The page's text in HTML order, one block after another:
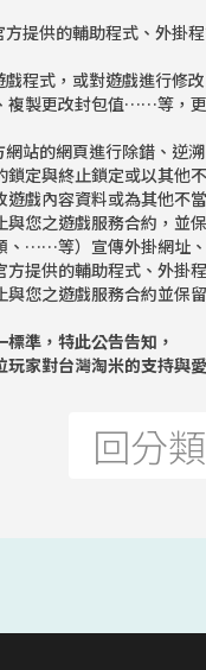
提供的輔助程式、外掛
程式，或對遊戲進行修
複製更改封包值……等，
站的網頁進行除錯、逆
定與終止鎖定或以其他
戲內容資料或為其他不
您之遊戲服務合約，並
、……等）宣傳外掛網址
提供的輔助程式、外掛
您之遊戲服務合約並保
準，特此公告告知，
家對台灣淘米的支持與
回分類